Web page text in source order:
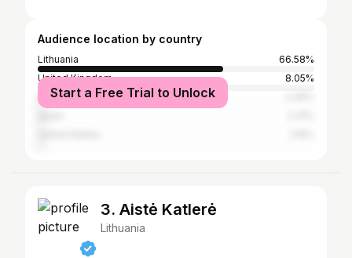
Audience location by country
Lithuania
66.58%
United Kingdom
8.05%
Norway
Start a Free Trial to Unlock
3. Aistė Katlerė
Lithuania